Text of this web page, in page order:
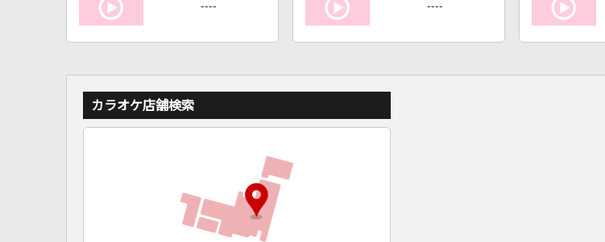
---- ----
カラオケ店舗検索